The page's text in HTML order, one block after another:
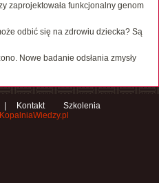
zaprojektowała funkcjonalny genom
odbić się na zdrowiu dziecka? Są
Nowe badanie odsłania zmysły
Kontakt
Szkolenia
KopalniaWiedzy.pl